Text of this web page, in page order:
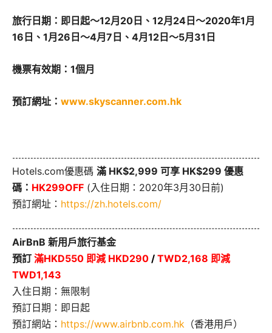
旅行日期：即日起～12月20日、12月24日～2020年1月
16日、1月26日～4月7日、4月12日～5月31日
機票有效期：1個月
預訂網址： www.skyscanner.com.hk
Hotels.com優惠碼 滿 HK$2,999 可享 HK$299 優惠
碼： HK299OFF (入住日期：2020年3月30日前)
預訂網址： https://zh.hotels.com/
AirBnB 新用戶旅行基金
預訂 滿HKD550 即減 HKD290 / TWD2,168 即減
TWD1,143
入住日期：無限制
預訂日期：即日起
預訂網站： https://www.airbnb.com.hk （香港用戶）